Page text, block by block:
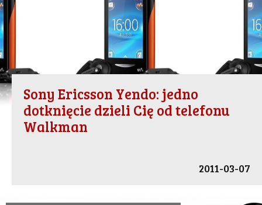
Sony Ericsson Yendo: jedno
dotknięcie dzieli Cię od telefonu
Walkman
2011-03-07